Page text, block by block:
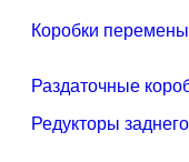
Коробки
Раздаточные
Редукторы